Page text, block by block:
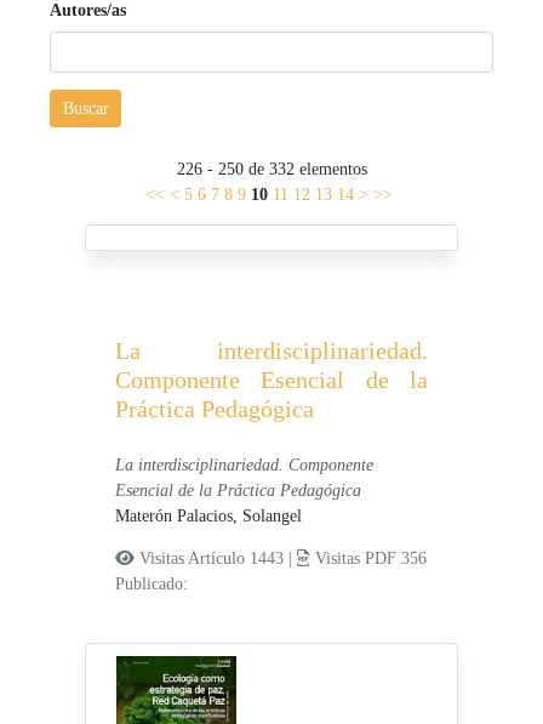
Autores/as
Buscar
226 - 250 de 332 elementos
<< < 5 6 7 8 9 10 11 12 13 14 > >>
La interdisciplinariedad.
Componente Esencial de la
Práctica Pedagógica
La interdisciplinariedad. Componente
Esencial de la Práctica Pedagógica
Materón Palacios, Solangel
Visitas Artículo 1443 |
Visitas PDF 356
Publicado: